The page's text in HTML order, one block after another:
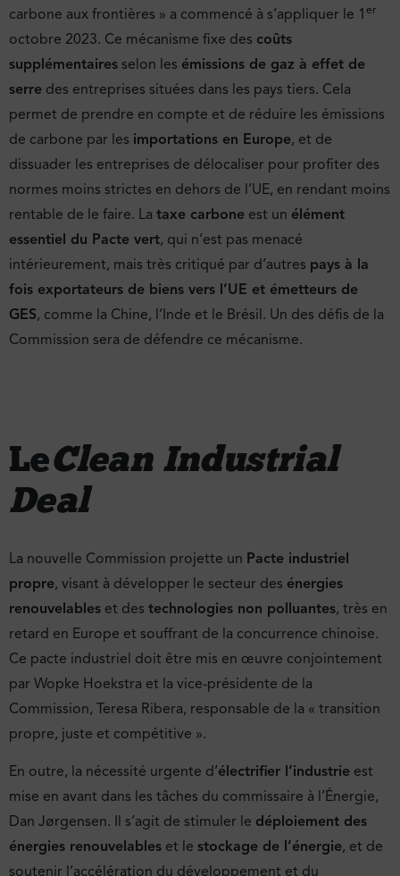
carbone aux frontières » a commencé à s’appliquer le 1 er
octobre 2023. Ce mécanisme fixe des coûts
supplémentaires selon les émissions de gaz à effet de
serre des entreprises situées dans les pays tiers. Cela
permet de prendre en compte et de réduire les émissions
de carbone par les importations en Europe, et de
dissuader les entreprises de délocaliser pour profiter des
normes moins strictes en dehors de l’UE, en rendant moins
rentable de le faire. La taxe carbone est un élément
essentiel du Pacte vert, qui n’est pas menacé
intérieurement, mais très critiqué par d’autres pays à la
fois exportateurs de biens vers l’UE et émetteurs de
GES, comme la Chine, l’Inde et le Brésil. Un des défis de la
Commission sera de défendre ce mécanisme.
LeClean Industrial
Deal
La nouvelle Commission projette un Pacte industriel
propre, visant à développer le secteur des énergies
renouvelables et des technologies non polluantes, très en
retard en Europe et souffrant de la concurrence chinoise.
Ce pacte industriel doit être mis en œuvre conjointement
par Wopke Hoekstra et la vice-présidente de la
Commission, Teresa Ribera, responsable de la « transition
propre, juste et compétitive ».
En outre, la nécessité urgente d’électrifier l’industrie est
mise en avant dans les tâches du commissaire à l’Énergie,
Dan Jørgensen. Il s’agit de stimuler le déploiement des
énergies renouvelables et le stockage de l’énergie, et de
soutenir l’accélération du développement et du